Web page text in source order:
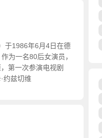
于1986年6月4日在德
为一名80后女演员，
第一次参演电视剧
约兹切维